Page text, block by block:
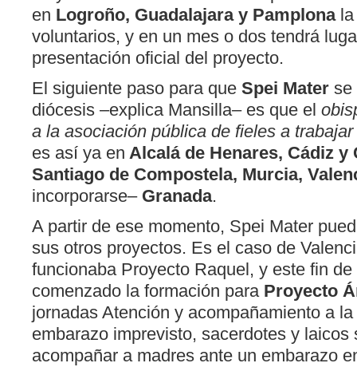
en Logroño, Guadalajara y Pamplonala
voluntarios, y en un mes o dos tendrá
presentación oficial del proyecto.
El siguiente paso para que Spei Mater se
diócesis –explica Mansilla– es que el
a la asociación pública de fieles a
es así ya en Alcalá de Henares, Cádiz y
Santiago de Compostela, Murcia,
incorporarse– Granada.
A partir de ese momento, Spei Mater
sus otros proyectos. Es el caso de
funcionaba Proyecto Raquel, y este fin
comenzado la formación para Proyecto
jornadas Atención y acompañamiento a
embarazo imprevisto, sacerdotes y laicos
acompañar a madres ante un embarazo